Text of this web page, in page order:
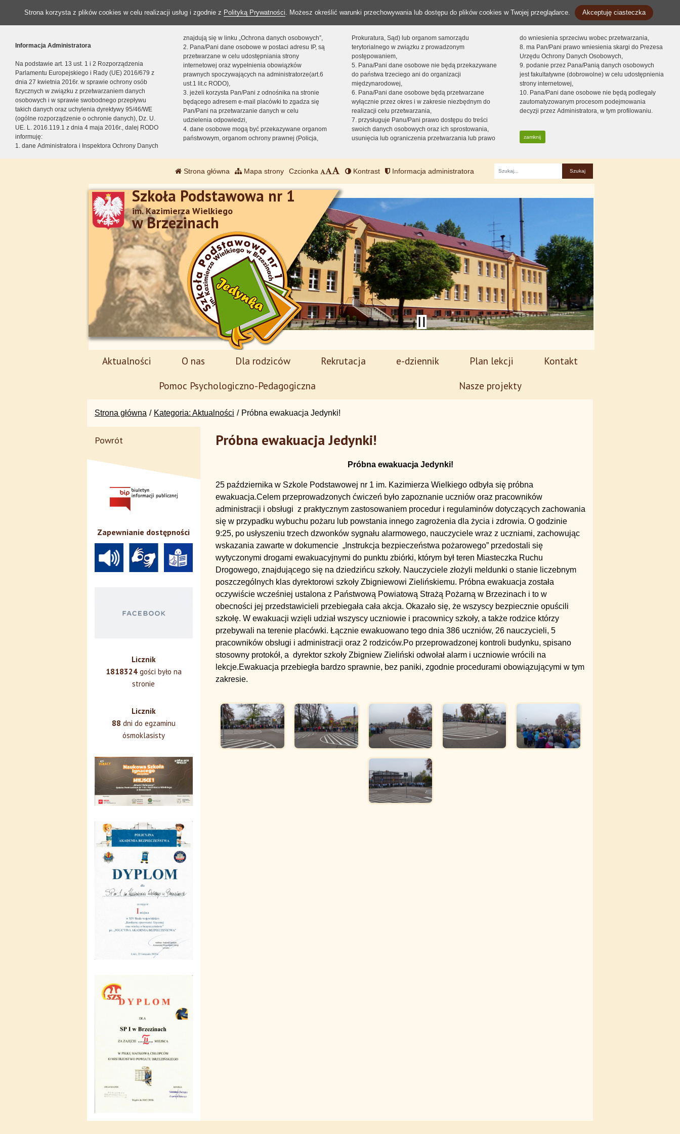
Strona korzysta z plików cookies w celu realizacji usług i zgodnie z Polityką Prywatności. Możesz określić warunki przechowywania lub dostępu do plików cookies w Twojej przeglądarce. Akceptuję ciasteczka
Informacja Administratora
Na podstawie art. 13 ust. 1 i 2 Rozporządzenia
Parlamentu Europejskiego i Rady (UE) 2016/679 z
dnia 27 kwietnia 2016r. w sprawie ochrony osób
fizycznych w związku z przetwarzaniem danych
osobowych i w sprawie swobodnego przepływu
takich danych oraz uchylenia dyrektywy 95/46/WE
(ogólne rozporządzenie o ochronie danych), Dz. U.
UE. L. 2016.119.1 z dnia 4 maja 2016r., dalej RODO
informuję:
1. dane Administratora i Inspektora Ochrony Danych
znajdują się w linku „Ochrona danych osobowych”,
2. Pana/Pani dane osobowe w postaci adresu IP, są
przetwarzane w celu udostępniania strony
internetowej oraz wypełnienia obowiązków
prawnych spoczywających na administratorze(art.6
ust.1 lit.c RODO),
3. jeżeli korzysta Pan/Pani z odnośnika na stronie
będącego adresem e-mail placówki to zgadza się
Pan/Pani na przetwarzanie danych w celu
udzielenia odpowiedzi,
4. dane osobowe mogą być przekazywane organom
państwowym, organom ochrony prawnej (Policja,
Prokuratura, Sąd) lub organom samorządu
terytorialnego w związku z prowadzonym
postępowaniem,
5. Pana/Pani dane osobowe nie będą przekazywane
do państwa trzeciego ani do organizacji
międzynarodowej,
6. Pana/Pani dane osobowe będą przetwarzane
wyłącznie przez okres i w zakresie niezbędnym do
realizacji celu przetwarzania,
7. przysługuje Panu/Pani prawo dostępu do treści
swoich danych osobowych oraz ich sprostowania,
usunięcia lub ograniczenia przetwarzania lub prawo
do wniesienia sprzeciwu wobec przetwarzania,
8. ma Pan/Pani prawo wniesienia skargi do Prezesa
Urzędu Ochrony Danych Osobowych,
9. podanie przez Pana/Panią danych osobowych
jest fakultatywne (dobrowolne) w celu udostępnienia
strony internetowej,
10. Pana/Pani dane osobowe nie będą podlegały
zautomatyzowanym procesom podejmowania
decyzji przez Administratora, w tym profilowaniu.
zamknij
Strona główna Mapa strony Czcionka Kontrast Informacja administratora
Fraza
Szkoła Podstawowa nr 1
im. Kazimierza Wielkiego
w Brzezinach
Aktualności O nas Dla rodziców Rekrutacja e-dziennik Plan lekcji
Kontakt
Pomoc Psychologiczno-Pedagogiczna
Nasze projekty
Strona główna Kategoria: Aktualności Próbna ewakuacja Jedynki!
Próbna ewakuacja Jedynki!
Próbna ewakuacja Jedynki!
25 października w Szkole Podstawowej nr 1 im. Kazimierza Wielkiego odbyła się próbna
ewakuacja.Celem przeprowadzonych ćwiczeń było zapoznanie uczniów oraz pracowników
administracji i obsługi z praktycznym zastosowaniem procedur i regulaminów dotyczących zachowania
się w przypadku wybuchu pożaru lub powstania innego zagrożenia dla życia i zdrowia. O godzinie
9:25, po usłyszeniu trzech dzwonków sygnału alarmowego, nauczyciele wraz z uczniami, zachowując
wskazania zawarte w dokumencie „Instrukcja bezpieczeństwa pożarowego” przedostali się
wytyczonymi drogami ewakuacyjnymi do punktu zbiórki, którym był teren Miasteczka Ruchu
Drogowego, znajdującego się na dziedzińcu szkoły. Nauczyciele złożyli meldunki o stanie liczebnym
poszczególnych klas dyrektorowi szkoły Zbigniewowi Zielińskiemu. Próbna ewakuacja została
oczywiście wcześniej ustalona z Państwową Powiatową Strażą Pożarną w Brzezinach i to w
obecności jej przedstawicieli przebiegała cała akcja. Okazało się, że wszyscy bezpiecznie opuścili
szkołę. W ewakuacji wzięli udział wszyscy uczniowie i pracownicy szkoły, a także rodzice którzy
przebywali na terenie placówki. Łącznie ewakuowano tego dnia 386 uczniów, 26 nauczycieli, 5
pracowników obsługi i administracji oraz 2 rodziców.Po przeprowadzonej kontroli budynku, spisano
stosowny protokół, a dyrektor szkoły Zbigniew Zieliński odwołał alarm i uczniowie wrócili na
lekcje.Ewakuacja przebiegła bardzo sprawnie, bez paniki, zgodnie procedurami obowiązującymi w tym
zakresie.
Powrót
Zapewnianie dostępności
Licznik
1818324gości było na
stronie
Licznik
88 dni do egzaminu
ósmoklasisty